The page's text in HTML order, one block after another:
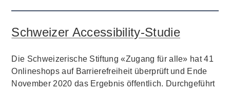
Schweizer Accessibility-Studie
Die Schweizerische Stiftung «Zugang für alle» hat 41
Onlineshops auf Barrierefreiheit überprüft und Ende
November 2020 das Ergebnis öffentlich. Durchgeführt